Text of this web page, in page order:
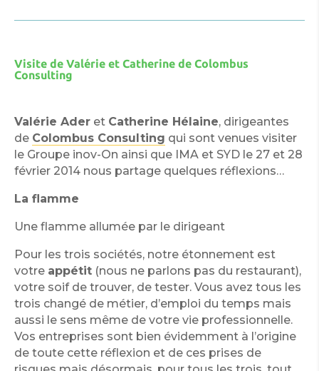
Visite de Valérie et Catherine de Colombus
Consulting
Valérie Ader et Catherine Hélaine, dirigeantes
de Colombus Consulting qui sont venues visiter
le Groupe inov-On ainsi que IMA et SYD le 27 et 28
février 2014 nous partage quelques réflexions…
La flamme
Une flamme allumée par le dirigeant
Pour les trois sociétés, notre étonnement est
votre appétit (nous ne parlons pas du restaurant),
votre soif de trouver, de tester. Vous avez tous les
trois changé de métier, d’emploi du temps mais
aussi le sens même de votre vie professionnelle.
Vos entreprises sont bien évidemment à l’origine
de toute cette réflexion et de ces prises de